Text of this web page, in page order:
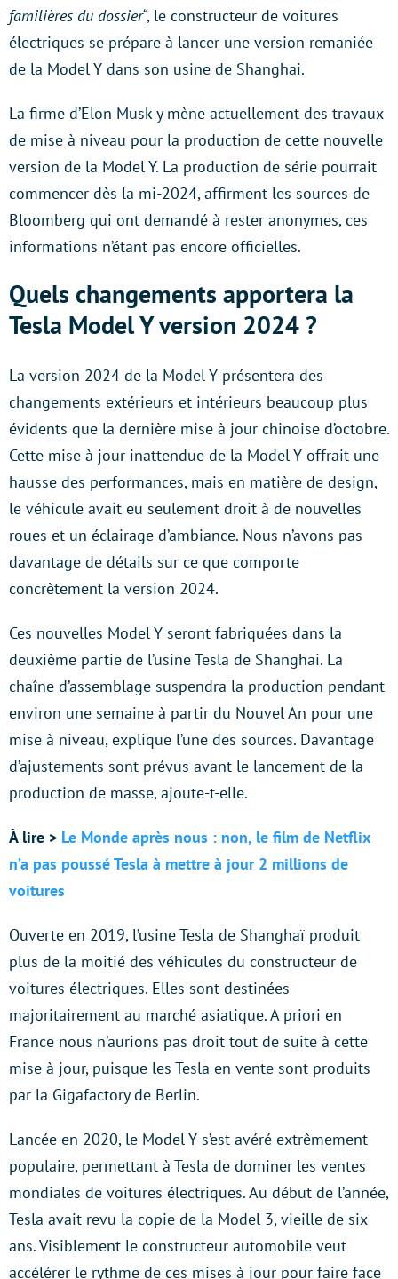
familières du dossier“, le constructeur de voitures
électriques se prépare à lancer une version remaniée
de la Model Y dans son usine de Shanghai.
La firme d’Elon Musk y mène actuellement des travaux
de mise à niveau pour la production de cette nouvelle
version de la Model Y. La production de série pourrait
commencer dès la mi-2024, affirment les sources de
Bloomberg qui ont demandé à rester anonymes, ces
informations n’étant pas encore officielles.
Quels changements apportera la
Tesla Model Y version 2024 ?
La version 2024 de la Model Y présentera des
changements extérieurs et intérieurs beaucoup plus
évidents que la dernière mise à jour chinoise d’octobre.
Cette mise à jour inattendue de la Model Y offrait une
hausse des performances, mais en matière de design,
le véhicule avait eu seulement droit à de nouvelles
roues et un éclairage d’ambiance. Nous n’avons pas
davantage de détails sur ce que comporte
concrètement la version 2024.
Ces nouvelles Model Y seront fabriquées dans la
deuxième partie de l’usine Tesla de Shanghai. La
chaîne d’assemblage suspendra la production pendant
environ une semaine à partir du Nouvel An pour une
mise à niveau, explique l’une des sources. Davantage
d’ajustements sont prévus avant le lancement de la
production de masse, ajoute-t-elle.
À lire > Le Monde après nous : non, le film de Netflix
n’a pas poussé Tesla à mettre à jour 2 millions de
voitures
Ouverte en 2019, l’usine Tesla de Shanghaï produit
plus de la moitié des véhicules du constructeur de
voitures électriques. Elles sont destinées
majoritairement au marché asiatique. A priori en
France nous n’aurions pas droit tout de suite à cette
mise à jour, puisque les Tesla en vente sont produits
par la Gigafactory de Berlin.
Lancée en 2020, le Model Y s’est avéré extrêmement
populaire, permettant à Tesla de dominer les ventes
mondiales de voitures électriques. Au début de l’année,
Tesla avait revu la copie de la Model 3, vieille de six
ans. Visiblement le constructeur automobile veut
accélérer le rythme de ces mises à jour pour faire face